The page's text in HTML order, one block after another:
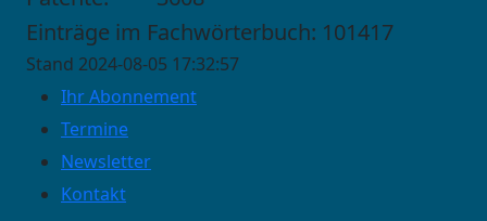
Einträge im Fachwörterbuch: 101417
Stand 2024-08-05 17:32:57
Ihr Abonnement
Termine
Newsletter
Kontakt